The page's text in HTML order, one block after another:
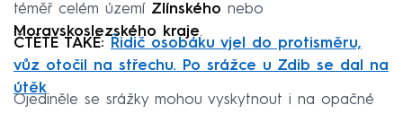
téměř celém území Zlínského nebo
Moravskoslezského kraje.
ČTĚTE TAKÉ:
Řidič osobáku vjel do protisměru,
vůz otočil na střechu. Po srážce u Zdib se dal na
útěk
Ojediněle se srážky mohou vyskytnout i na opačné